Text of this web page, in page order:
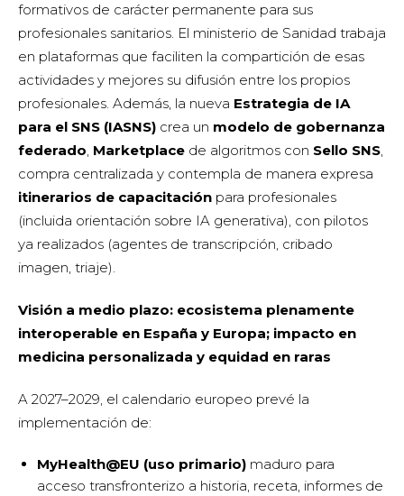
formativos de carácter permanente para sus
profesionales sanitarios. El ministerio de Sanidad trabaja
en plataformas que faciliten la compartición de esas
actividades y mejores su difusión entre los propios
profesionales. Además, la nueva Estrategia de IA
para el SNS (IASNS) crea un modelo de gobernanza
federado, Marketplace de algoritmos con Sello SNS,
compra centralizada y contempla de manera expresa
itinerarios de capacitación para profesionales
(incluida orientación sobre IA generativa), con pilotos
ya realizados (agentes de transcripción, cribado
imagen, triaje).
Visión a medio plazo: ecosistema plenamente
interoperable en España y Europa; impacto en
medicina personalizada y equidad en raras
A 2027–2029, el calendario europeo prevé la
implementación de:
MyHealth@EU (uso primario) maduro para
acceso transfronterizo a historia, receta, informes de